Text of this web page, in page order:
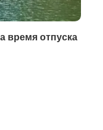
время отпуска